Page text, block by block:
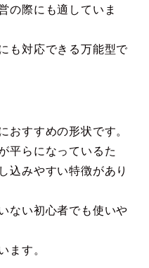
の際にも適していま
も対応できる万能型で
おすすめの形状です。
平らになっているた
込みやすい特徴があり
ない初心者でも使いや
ます。